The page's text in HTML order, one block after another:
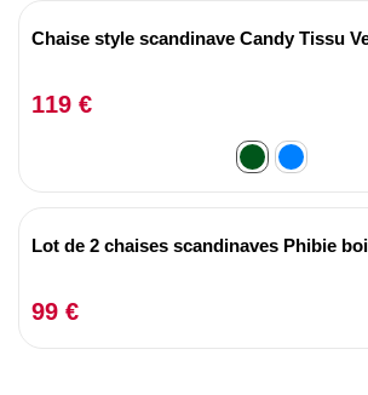
Chaise style scandinave Candy Tissu
119 €
Lot de 2 chaises scandinaves Phibie
99 €